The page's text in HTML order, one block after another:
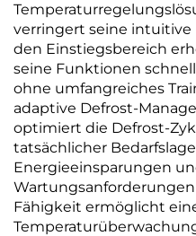
verringert seine
den Einstiegsbereich
seine Funktionen
ohne umfangreiches
adaptive Defrost-
optimiert die Defrost-
tatsächlicher
Energieeinsparungen
Fähigkeit ermöglicht